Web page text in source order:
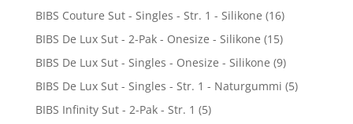
BIBS Couture Sut - Singles - Str. 1 - Silikone (16)
BIBS De Lux Sut - 2-Pak - Onesize - Silikone (15)
BIBS De Lux Sut - Singles - Onesize - Silikone (9)
BIBS De Lux Sut - Singles - Str. 1 - Naturgummi (5)
BIBS Infinity Sut - 2-Pak - Str. 1 (5)